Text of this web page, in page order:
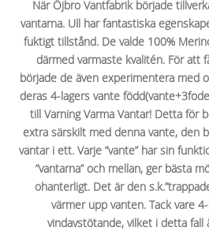
När Öjbro Vantfabrik började
vantarna. Ull har fantastiska
fuktigt tillstånd. De valde 100%
därmed varmaste kvalitén. För att
började de även experimentera med
deras 4-lagers vante
till Varning Varma Vantar! Detta för
extra särskilt med denna vante, den
vantar i ett. Varje ”vante” har sin
”vantarna” och mellan, ger bästa
ohanterligt. Det är den
värmer upp vanten. Tack vare
vindavstötande, vilket i detta fall